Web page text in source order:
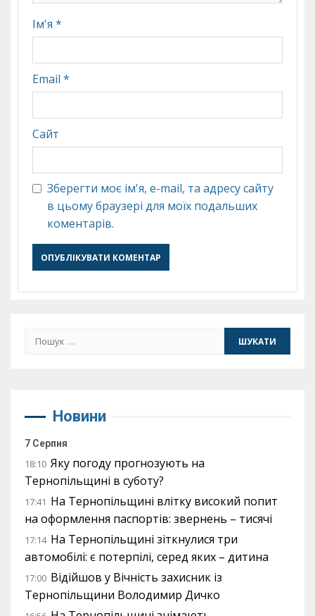
Ім'я *
Email *
Сайт
Зберегти моє ім'я, e-mail, та адресу сайту
в цьому браузері для моїх подальших
коментарів.
Пошук:
Новини
7 Серпня
18:10 Яку погоду прогнозують на
Тернопільщині в суботу?
17:41 На Тернопільщині влітку високий попит
на оформлення паспортів: звернень – тисячі
17:14 На Тернопільщині зіткнулися три
автомобілі: є потерпілі, серед яких – дитина
17:00 Відійшов у Вічність захисник із
Тернопільщини Володимир Дичко